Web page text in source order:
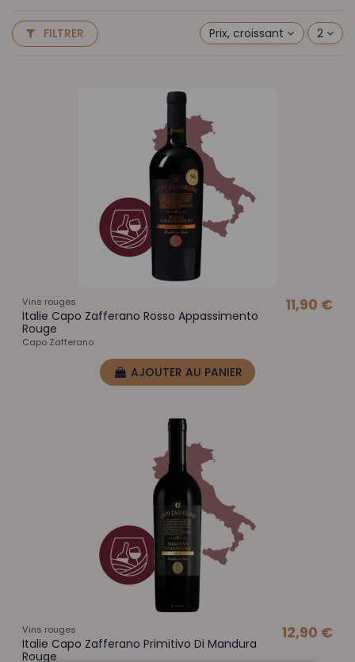
FILTRER Prix, croissant 2
Vins rouges
Italie Capo Zafferano Rosso Appassimento
Rouge
Capo Zafferano
11,90 €
AJOUTER AU PANIER
Vins rouges
Italie Capo Zafferano Primitivo Di Mandura
Rouge
12,90 €